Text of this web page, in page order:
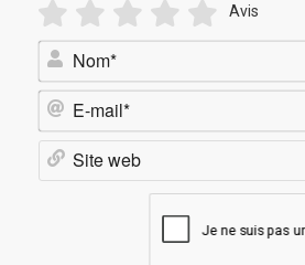
Avis